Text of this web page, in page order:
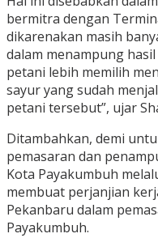
bermitra dengan
dikarenakan masih
dalam menampung
petani lebih memilih
sayur yang sudah
petani tersebut”, ujar
Ditambahkan, demi
pemasaran dan
Kota Payakumbuh
membuat perjanjian
Pekanbaru dalam
Payakumbuh.